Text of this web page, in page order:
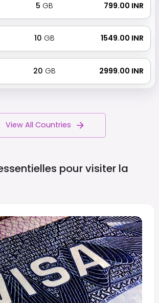
5 GB ₹ 799.00 INR
10 GB ₹ 1549.00 INR
20 GB ₹ 2999.00 INR
View All Countries
pour visiter la